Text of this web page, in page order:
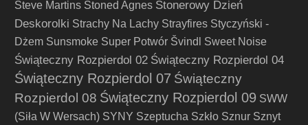
Steve Martins Stoned Agnes Stonerowy Dzień
Deskorolki Strachy Na Lachy Strayfires Styczyński -
Dżem Sunsmoke Super Potwór Švindl Sweet Noise
Świąteczny Rozpierdol 02 Świąteczny Rozpierdol 04
Świąteczny Rozpierdol 07 Świąteczny
Rozpierdol 08 Świąteczny Rozpierdol 09 SWW
(Siła W Wersach) SYNY Szeptucha Szkło Sznur Sznyt